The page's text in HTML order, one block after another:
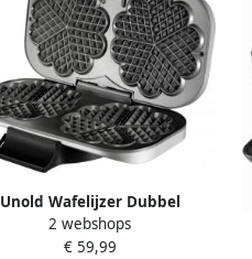
Unold Wafelijzer Dubbel
wafelijzer 48241
2 webshops
€ 59,99